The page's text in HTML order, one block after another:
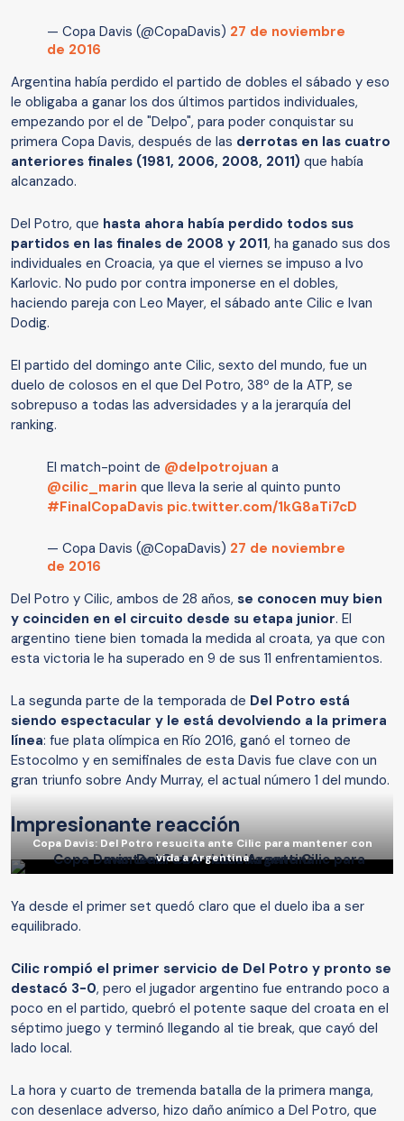
— Copa Davis (@CopaDavis) 27 de noviembre
de 2016
Argentina había perdido el partido de dobles el sábado y eso
le obligaba a ganar los dos últimos partidos individuales,
empezando por el de "Delpo", para poder conquistar su
primera Copa Davis, después de las derrotas en las cuatro
anteriores finales (1981, 2006, 2008, 2011) que había
alcanzado.
Del Potro, que hasta ahora había perdido todos sus
partidos en las finales de 2008 y 2011, ha ganado sus dos
individuales en Croacia, ya que el viernes se impuso a Ivo
Karlovic. No pudo por contra imponerse en el dobles,
haciendo pareja con Leo Mayer, el sábado ante Cilic e Ivan
Dodig.
El partido del domingo ante Cilic, sexto del mundo, fue un
duelo de colosos en el que Del Potro, 38º de la ATP, se
sobrepuso a todas las adversidades y a la jerarquía del
ranking.
El match-point de @delpotrojuan a
@cilic_marin que lleva la serie al quinto punto​
#FinalCopaDavis pic.twitter.com/1kG8aTi7cD
— Copa Davis (@CopaDavis) 27 de noviembre
de 2016
Del Potro y Cilic, ambos de 28 años, se conocen muy bien
y coinciden en el circuito desde su etapa junior. El
argentino tiene bien tomada la medida al croata, ya que con
esta victoria le ha superado en 9 de sus 11 enfrentamientos.
La segunda parte de la temporada de Del Potro está
siendo espectacular y le está devolviendo a la primera
línea: fue plata olímpica en Río 2016, ganó el torneo de
Estocolmo y en semifinales de esta Davis fue clave con un
gran triunfo sobre Andy Murray, el actual número 1 del mundo.
Impresionante reacción
Copa Davis: Del Potro resucita ante Cilic para mantener con
vida a Argentina
Ya desde el primer set quedó claro que el duelo iba a ser
equilibrado.
Cilic rompió el primer servicio de Del Potro y pronto se
destacó 3-0, pero el jugador argentino fue entrando poco a
poco en el partido, quebró el potente saque del croata en el
séptimo juego y terminó llegando al tie break, que cayó del
lado local.
La hora y cuarto de tremenda batalla de la primera manga,
con desenlace adverso, hizo daño anímico a Del Potro, que